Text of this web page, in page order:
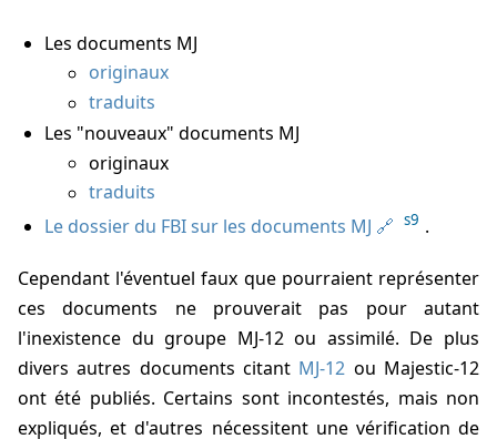
Les documents MJ
originaux
traduits
Les "nouveaux" documents MJ
originaux
traduits
Le dossier du FBI sur les documents MJ
s9 .
Cependant l'éventuel faux que pourraient représenter
ces documents ne prouverait pas pour autant
l'inexistence du groupe MJ-12 ou assimilé. De plus
divers autres documents citant MJ-12 ou Majestic-12
ont été publiés. Certains sont incontestés, mais non
expliqués, et d'autres nécessitent une vérification de